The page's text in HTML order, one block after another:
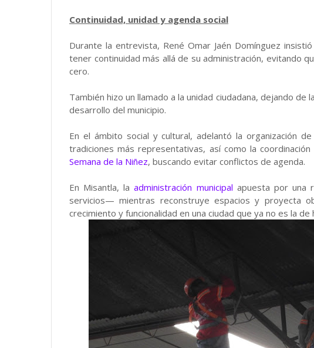
Continuidad, unidad y agenda social
Durante la entrevista, René Omar Jaén Domínguez
tener continuidad más allá de su administración, evitando
cero.
También hizo un llamado a la unidad ciudadana, dejando de
desarrollo del municipio.
En el ámbito social y cultural, adelantó la organización
tradiciones más representativas, así como la
Semana de la Niñez, buscando evitar conflictos de agenda.
En Misantla, laadministración municipal apuesta por una
servicios— mientras reconstruye espacios y proyecta
crecimiento y funcionalidad en una ciudad que ya no es la de